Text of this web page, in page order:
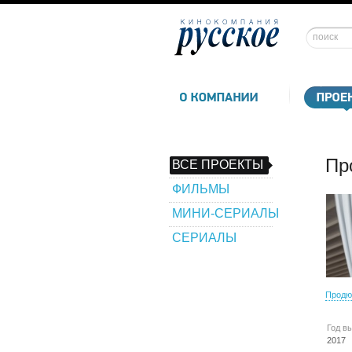
ВСЕ ПРОЕКТЫ
ФИЛЬМЫ
МИНИ-СЕРИАЛЫ
СЕРИАЛЫ
Год
2017